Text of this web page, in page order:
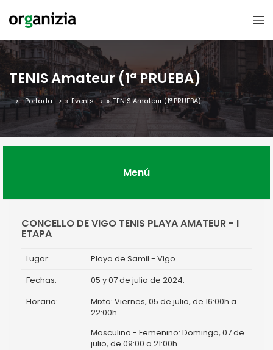
TENIS Amateur (1ª PRUEBA)
Portada » Events » TENIS Amateur (1ª PRUEBA)
Menú
CONCELLO DE VIGO TENIS PLAYA AMATEUR - I
ETAPA
Lugar:
Playa de Samil - Vigo.
Fechas:
05 y 07 de julio de 2024.
Horario:
Mixto: Viernes, 05 de julio, de 16:00h a
22:00h
Masculino - Femenino: Domingo, 07 de
julio, de 09:00 a 21:00h